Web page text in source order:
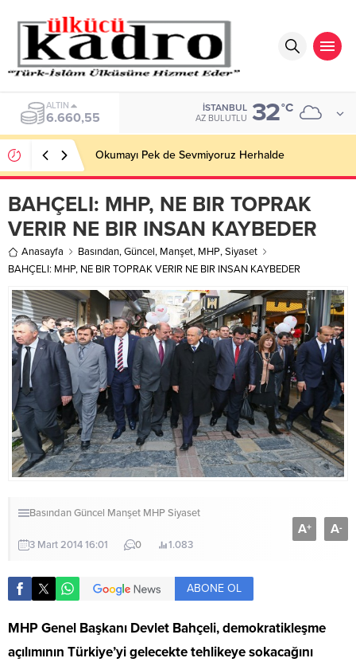
BIST
13.779,39
İSTANBUL
AZ BULUTLU 32°C
Okumayı Pek de Sevmiyoruz Herhalde
BAHÇELI: MHP, NE BIR TOPRAK
VERIR NE BIR INSAN KAYBEDER
Anasayfa Basından,Güncel, Manşet, MHP,Siyaset
BAHÇELI: MHP, NE BIR TOPRAK VERIR NE BIR INSAN KAYBEDER
BasındanGüncel Manşet MHPSiyaset
3 Mart 2014 16:01 0 1.083
A+ A-
ABONE OL
MHP Genel Başkanı Devlet Bahçeli, demokratikleşme
açılımının Türkiye’yi gelecekte tehlikeye sokacağını